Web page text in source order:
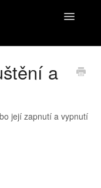
Toggle
a
její zapnutí a vypnutí